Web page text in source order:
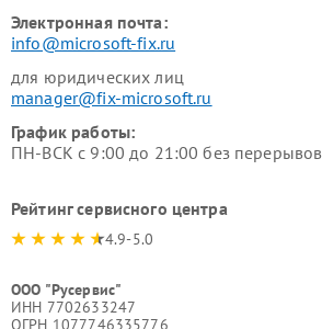
Электронная почта:
info@microsoft-fix.ru
для юридических лиц
manager@fix-microsoft.ru
График работы:
ПН-ВСК с 9:00 до 21:00 без
Рейтинг сервисного центра
4.9-5.0
ООО "Русервис"
ИНН 7702633247
ОГРН 1077746335776